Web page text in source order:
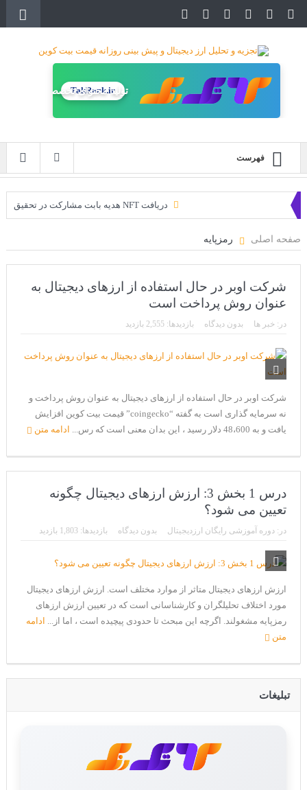
تولید محتوای تخصصی
TakRank.ir
فهرست
دریافت NFT هدیه بابت مشارکت در تحقیق
سه ایردراپ عالی برای این ماه
CoinEx سریع ترین برند درحال رشد در خدمات مالی!
بیت کوین به امید ETF به 60،000 دلار رسید!
ایردراپ رمزارز Morpher (MPH)
صفحه اصلی رمزپایه
شرکت اوبر در حال استفاده از ارزهای دیجیتال به
عنوان روش پرداخت است
در: خبر ها بدون دیدگاه بازدیدها: 2,555 بازدید
شرکت اوبر در حال استفاده از ارزهای دیجیتال به عنوان روش پرداخت و
نه سرمایه گذاری است به گفته “coingecko” قیمت بیت کوین افزایش
یافت و به 48،600 دلار رسید ، این بدان معنی است که رس...
ادامه متن
درس 1 بخش 3: ارزش ارزهای دیجیتال چگونه
تعیین می شود؟
در: دوره آموزشی رایگان ارزدیجیتال بدون دیدگاه بازدیدها: 1,803 بازدید
ارزش ارزهای دیجیتال متاثر از موارد مختلف است. ارزش ارزهای دیجیتال
مورد اختلاف تحلیلگران و کارشناسانی است که در تعیین ارزش ارزهای
رمزپایه مشغولند. اگرچه این مبحث تا حدودی پیچیده است ، اما از... ادامه
متن
تبلیغات